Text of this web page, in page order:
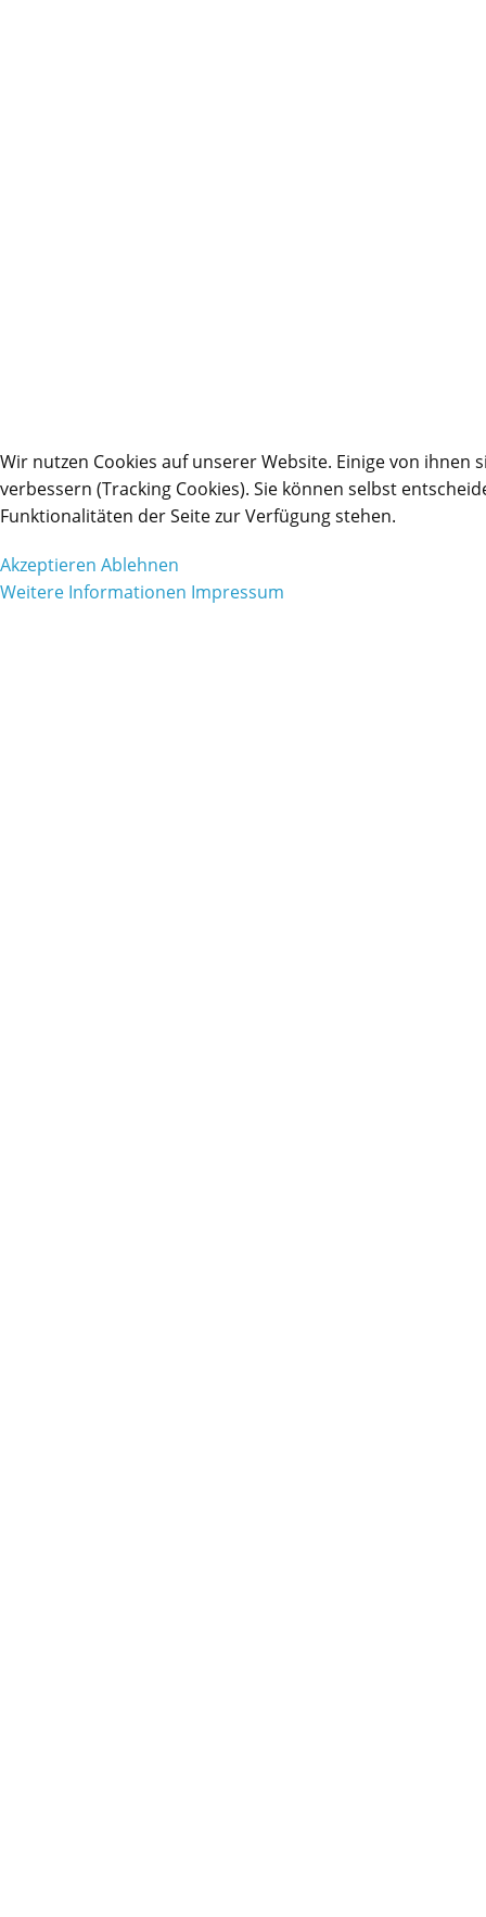
Wir nutzen Cookies auf unserer Website. Einige von
verbessern (Tracking Cookies). Sie können selbst
Funktionalitäten der Seite zur Verfügung stehen.
Akzeptieren Ablehnen
Weitere Informationen Impressum